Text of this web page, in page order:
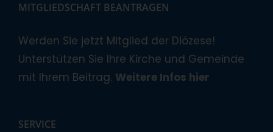
MITGLIEDSCHAFT BEANTRAGEN
Werden Sie jetzt Mitglied der Diözese!
Unterstützen Sie Ihre Kirche und Gemeinde
mit Ihrem Beitrag. Weitere Infos hier
SERVICE